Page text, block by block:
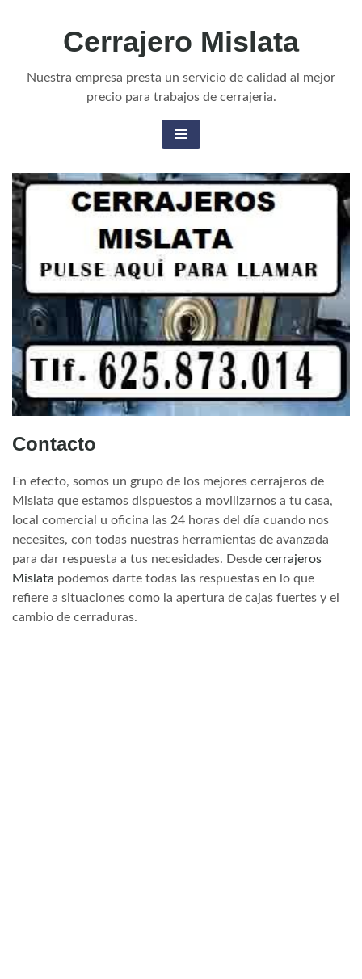
Cerrajero Mislata
Nuestra empresa presta un servicio de calidad al mejor
precio para trabajos de cerrajeria.
Contacto
En efecto, somos un grupo de los mejores cerrajeros de
Mislata que estamos dispuestos a movilizarnos a tu casa,
local comercial u oficina las 24 horas del día cuando nos
necesites, con todas nuestras herramientas de avanzada
para dar respuesta a tus necesidades. Desde cerrajeros
Mislata podemos darte todas las respuestas en lo que
refiere a situaciones como la apertura de cajas fuertes y el
cambio de cerraduras.